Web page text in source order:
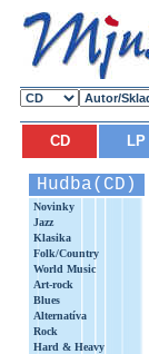
CD LP
Hudba(CD)
Novinky
Jazz
Klasika
Folk/Country
World Music
Art-rock
Blues
Alternatíva
Rock
Hard & Heavy